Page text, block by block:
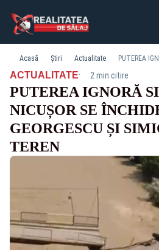
Acasă Știri Actualitate
ACTUALITATE· 2 min citire
PUTEREA IGNORĂ
NICUȘOR SE
GEORGESCU ȘI
TEREN